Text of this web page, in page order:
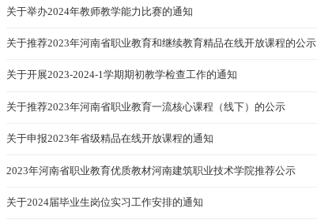
关于举办2024年教师教学能力比赛的通知
关于推荐2023年河南省职业教育和继续教育精品在线开放课程的公示
关于开展2023-2024-1学期期初教学检查工作的通知
关于推荐2023年河南省职业教育一流核心课程（线下）的公示
关于申报2023年省级精品在线开放课程的通知
2023年河南省职业教育优质教材河南建筑职业技术学院推荐公示
关于2024届毕业生岗位实习工作安排的通知